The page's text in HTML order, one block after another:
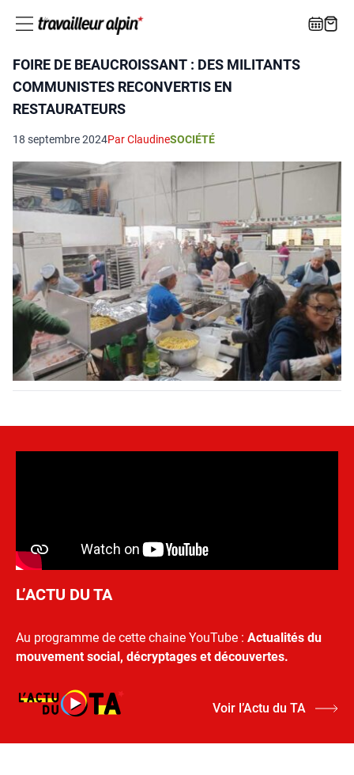
FOIRE DE BEAUCROISSANT : DES MILITANTS
COMMUNISTES RECONVERTIS EN
RESTAURATEURS
18 septembre 2024Par ClaudineSOCIÉTÉ
L’ACTU DU TA
Au programme de cette chaine YouTube : Actualités du
mouvement social, décryptages et découvertes.
Voir l’Actu du TA